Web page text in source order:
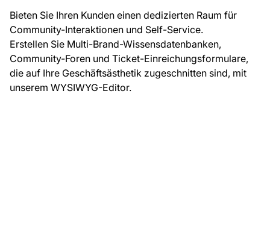
Bieten Sie Ihren Kunden einen dedizierten Raum für
Community-Interaktionen und Self-Service.
Erstellen Sie Multi-Brand-Wissensdatenbanken,
Community-Foren und Ticket-Einreichungsformulare,
die auf Ihre Geschäftsästhetik zugeschnitten sind, mit
unserem WYSIWYG-Editor.